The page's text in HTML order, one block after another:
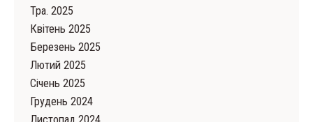
Тра. 2025
Квітень 2025
Березень 2025
Лютий 2025
Cічень 2025
Грудень 2024